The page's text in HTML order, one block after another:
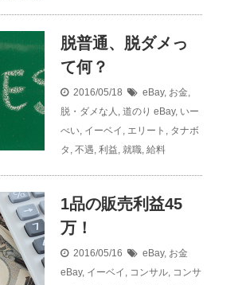
脱普通、脱ダメっ
て何？
2016/05/18 eBay, お金,
脱・ダメな人 , 道のり eBay, いー
べい, イーベイ , エリート , タナボ
タ , 不遇, 利益, 就職, 給料
1品の販売利益45
万！
2016/05/16 eBay, お金
eBay, イーベイ , コンサル, コンサ